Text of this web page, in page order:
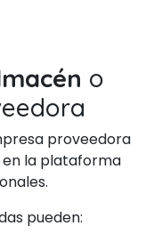
o
proveedora
la plataforma
pueden: